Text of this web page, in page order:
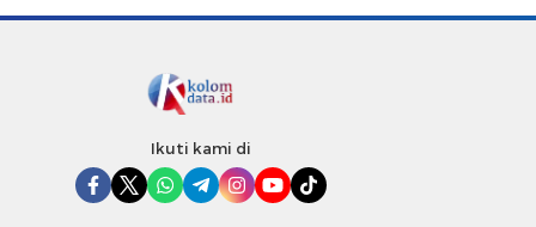
Ikuti kami di